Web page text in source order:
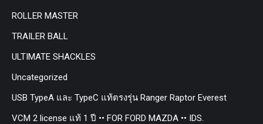
ROLLER MASTER
TRAILER BALL
ULTIMATE SHACKLES
Uncategorized
USB TypeA และ TypeC แท้ตรงรุ่น Ranger Raptor Everest
VCM 2 license แท้ 1 ปี •• FOR FORD MAZDA •• IDS.